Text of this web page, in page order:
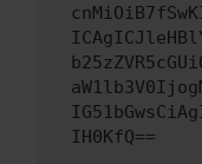
IH0KfQ==